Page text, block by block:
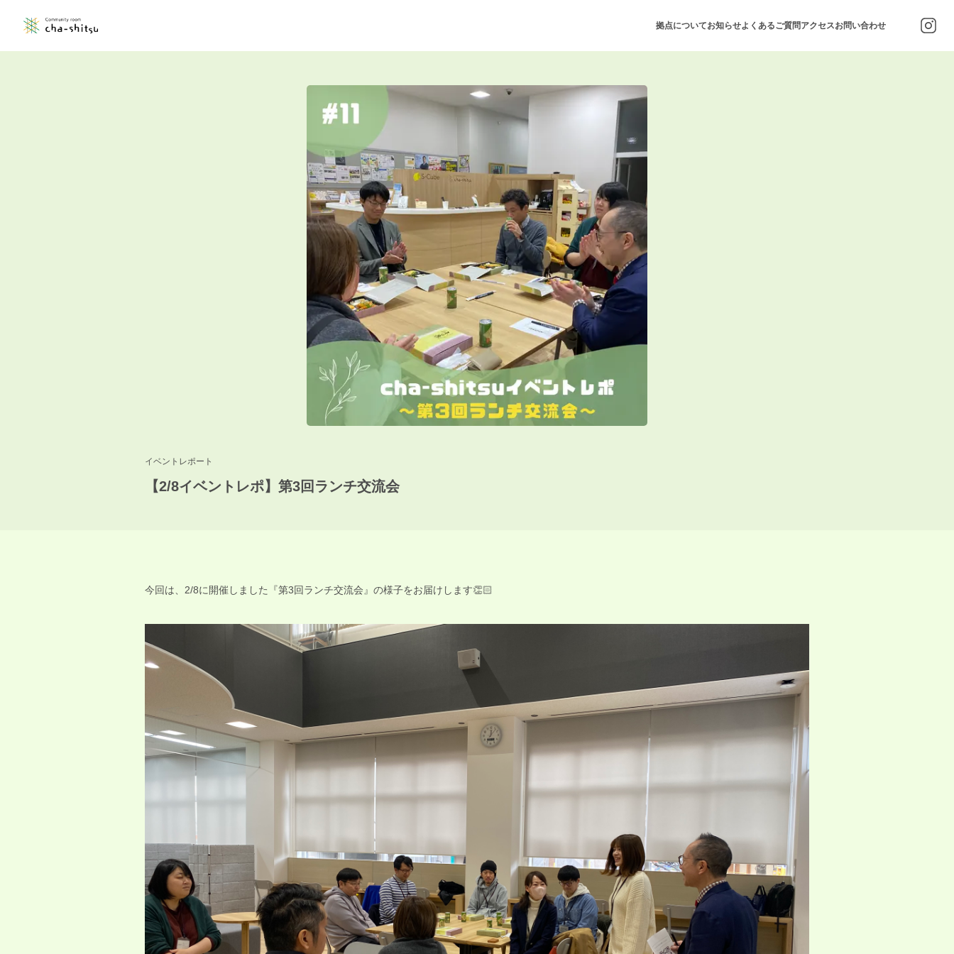
拠点についてお知らせよくあるご質問アクセスお問い合わせ
イベントレポート
【2/8イベントレポ】第3回ランチ交流会
今回は、2/8に開催しました『第3回ランチ交流会』の様子をお届けします👏🏻